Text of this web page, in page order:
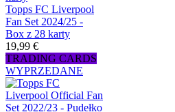
Topps FC Liverpool
Fan Set 2024/25 -
Box z 28 karty
19,99 €
TRADING CARDS
WYPRZEDANE